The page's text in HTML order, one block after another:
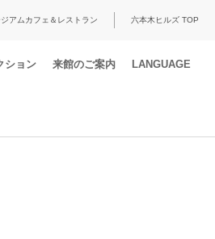
ジアムカフェ＆レストラン 六本木ヒルズ TOP
ション 来館のご案内 LANGUAGE